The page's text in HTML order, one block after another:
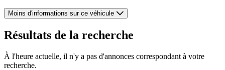
Moins d'informations sur ce véhicule
Résultats de la recherche
À l'heure actuelle, il n'y a pas d'annonces correspondant à votre
recherche.